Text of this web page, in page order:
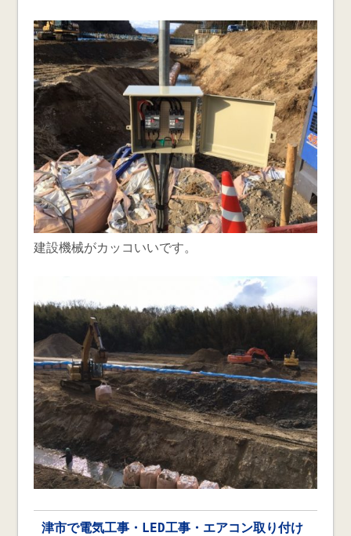
建設機械がカッコいいです。
津市で電気工事・LED工事・エアコン取り付け